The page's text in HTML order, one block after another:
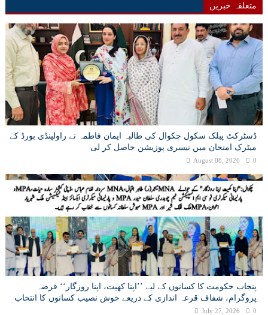
متعلقہ خبریں
ڈسٹرکٹ پبلک سکول چکوال کی طالبہ ایمان فاطمہ نے راولپنڈی بورڈ کے
میٹرک امتحان میں تیسری پوزیشن حاصل کر لی
August 08, 2026 0
پنجاب حکومت کا کسانوں کے لیے ’’اپنا کھیت، اپنا روزگار‘‘ قرضہ
پروگرام، شفاف قرعہ اندازی کے ذریعے خوش نصیب کسانوں کا انتخاب
July 27, 2026 0